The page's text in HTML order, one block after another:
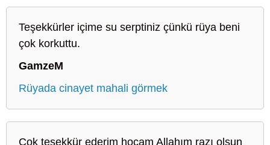
Teşekkürler içime su serptiniz çünkü rüya beni
çok korkuttu.
GamzeM
Rüyada cinayet mahali görmek
Çok teşekkür ederim hocam Allahım razı olsun